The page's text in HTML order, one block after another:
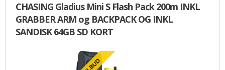
CHASING Gladius Mini S Flash Pack 200m INKL
GRABBER ARM og BACKPACK OG INKL
SANDISK 64GB SD KORT